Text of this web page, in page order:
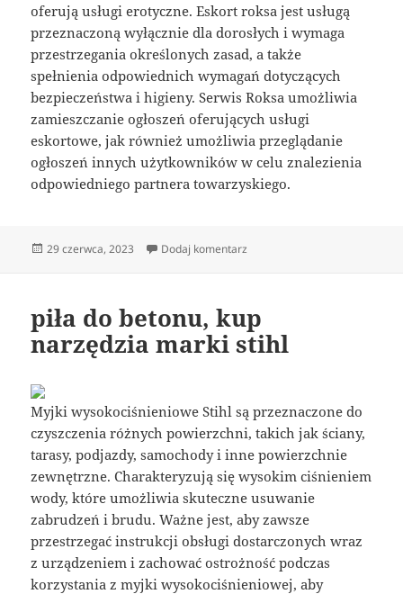
oferują usługi erotyczne. Eskort roksa jest usługą
przeznaczoną wyłącznie dla dorosłych i wymaga
przestrzegania określonych zasad, a także
spełnienia odpowiednich wymagań dotyczących
bezpieczeństwa i higieny. Serwis Roksa umożliwia
zamieszczanie ogłoszeń oferujących usługi
eskortowe, jak również umożliwia przeglądanie
ogłoszeń innych użytkowników w celu znalezienia
odpowiedniego partnera towarzyskiego.
Data
29 czerwca, 2023 Dodaj komentarz
piła do betonu, kup
narzędzia marki stihl
Myjki wysokociśnieniowe Stihl są przeznaczone do
czyszczenia różnych powierzchni, takich jak ściany,
tarasy, podjazdy, samochody i inne powierzchnie
zewnętrzne. Charakteryzują się wysokim ciśnieniem
wody, które umożliwia skuteczne usuwanie
zabrudzeń i brudu. Ważne jest, aby zawsze
przestrzegać instrukcji obsługi dostarczonych wraz
z urządzeniem i zachować ostrożność podczas
korzystania z myjki wysokociśnieniowej, aby